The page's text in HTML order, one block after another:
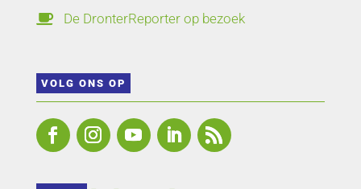
 De DronterReporter op bezoek
VOLG ONS OP